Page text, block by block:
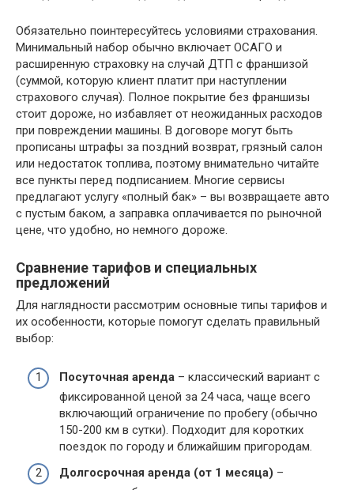
Обязательно поинтересуйтесь условиями страхования.
Минимальный набор обычно включает ОСАГО и
расширенную страховку на случай ДТП с франшизой
(суммой, которую клиент платит при наступлении
страхового случая). Полное покрытие без франшизы
стоит дороже, но избавляет от неожиданных расходов
при повреждении машины. В договоре могут быть
прописаны штрафы за поздний возврат, грязный салон
или недостаток топлива, поэтому внимательно читайте
все пункты перед подписанием. Многие сервисы
предлагают услугу «полный бак» – вы возвращаете авто
с пустым баком, а заправка оплачивается по рыночной
цене, что удобно, но немного дороже.
Сравнение тарифов и специальных
предложений
Для наглядности рассмотрим основные типы тарифов и
их особенности, которые помогут сделать правильный
выбор:
Посуточная аренда – классический вариант с
фиксированной ценой за 24 часа, чаще всего
включающий ограничение по пробегу (обычно
150-200 км в сутки). Подходит для коротких
поездок по городу и ближайшим пригородам.
Долгосрочная аренда (от 1 месяца) –